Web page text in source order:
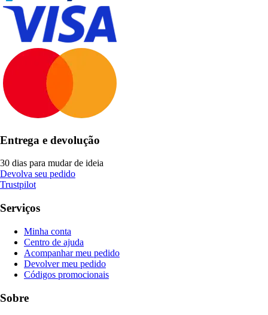
Entrega e devolução
30 dias para mudar de ideia
Devolva seu pedido
Trustpilot
Serviços
Minha conta
Centro de ajuda
Acompanhar meu pedido
Devolver meu pedido
Códigos promocionais
Sobre